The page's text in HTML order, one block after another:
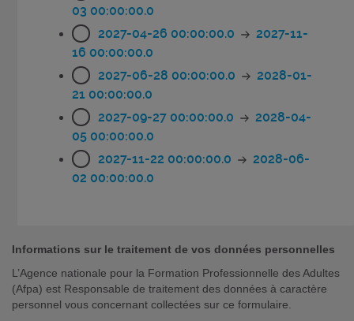
03 00:00:00.0
2027-04-26 00:00:00.0
2027-11-
16 00:00:00.0
2027-06-28 00:00:00.0
2028-01-
21 00:00:00.0
2027-09-27 00:00:00.0
2028-04-
05 00:00:00.0
2027-11-22 00:00:00.0
2028-06-
02 00:00:00.0
Informations sur le traitement de vos données personnelles
L’Agence nationale pour la Formation Professionnelle des Adultes
(Afpa) est Responsable de traitement des données à caractère
personnel vous concernant collectées sur ce formulaire.